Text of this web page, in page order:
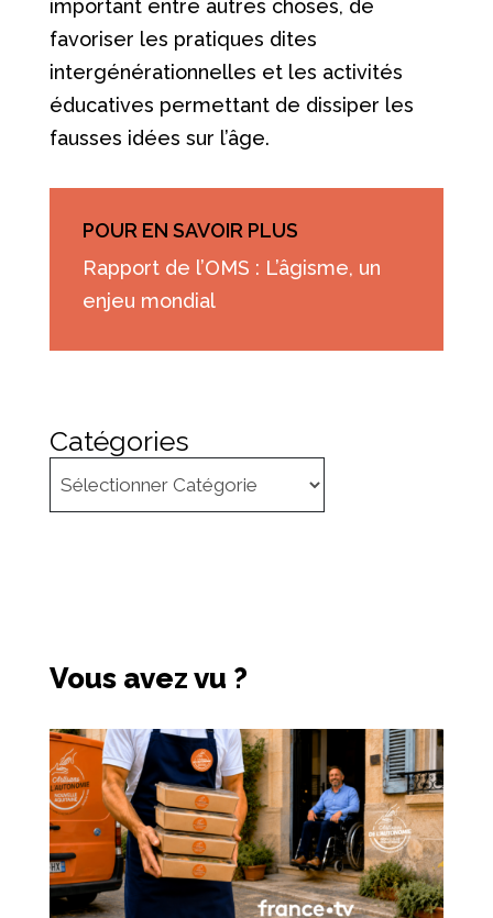
important entre autres choses, de
favoriser les pratiques dites
intergénérationnelles et les activités
éducatives permettant de dissiper les
fausses idées sur l’âge.
POUR EN SAVOIR PLUS
Rapport de l’OMS : L’âgisme, un
enjeu mondial
Catégories
Vous avez vu ?